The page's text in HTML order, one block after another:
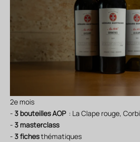
2e mois
- 3 bouteilles AOP : La Clape rouge,
- 3 masterclass
- 3 fichesthématiques